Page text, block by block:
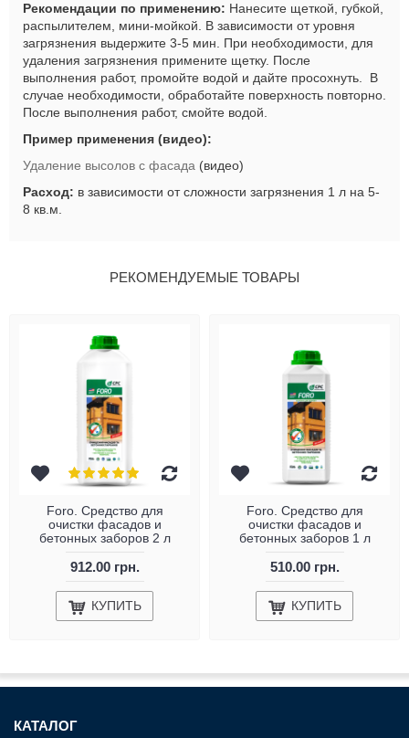
Рекомендации по применению: Нанесите щеткой, губкой,
распылителем, мини-мойкой. В зависимости от уровня
загрязнения выдержите 3-5 мин. При необходимости, для
удаления загрязнения примените щетку. После
выполнения работ, промойте водой и дайте просохнуть. В
случае необходимости, обработайте поверхность повторно.
После выполнения работ, смойте водой.
Пример применения (видео):
Удаление высолов с фасада (видео)
Расход: в зависимости от сложности загрязнения 1 л на 5-
8 кв.м.
РЕКОМЕНДУЕМЫЕ ТОВАРЫ
Foro. Средство для
очистки фасадов и
бетонных заборов 2 л
912.00 грн.
КУПИТЬ
Foro. Средство для
очистки фасадов и
бетонных заборов 1 л
510.00 грн.
КУПИТЬ
КАТАЛОГ